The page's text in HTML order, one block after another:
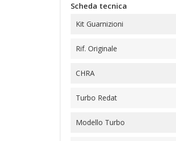
Scheda tecnica
Kit Guarnizioni
Rif. Originale
CHRA
Turbo Redat
Modello Turbo